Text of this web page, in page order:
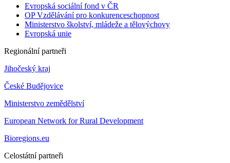
Evropská sociální fond v ČR
OP Vzdělávání pro konkurenceschopnost
Ministerstvo školství, mládeže a tělovýchovy
Evropská unie
Regionální partneři
Jihočeský kraj
České Budějovice
Ministerstvo zemědělství
European Network for Rural Development
Bioregions.eu
Celostátní partneři